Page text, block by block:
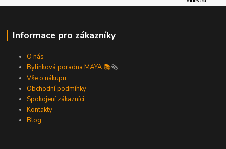
Informace pro zákazníky
O nás
Bylinková poradna MAYA 📚🗞️
Vše o nákupu
Obchodní podmínky
Spokojení zákazníci
Kontakty
Blog